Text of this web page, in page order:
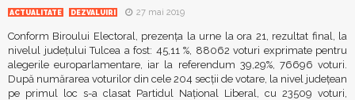
ACTUALITATE DEZVALUIRI 27 mai 2019
Conform Biroului Electoral, prezența la urne la ora 21, rezultat final, la
nivelul județului Tulcea a fost: 45,11 %, 88062 voturi exprimate pentru
alegerile europarlamentare, iar la referendum 39,29%, 76696 voturi.
După numărarea voturilor din cele 204 secții de votare, la nivel județean
pe primul loc s-a clasat Partidul Național Liberal, cu 23509 voturi,